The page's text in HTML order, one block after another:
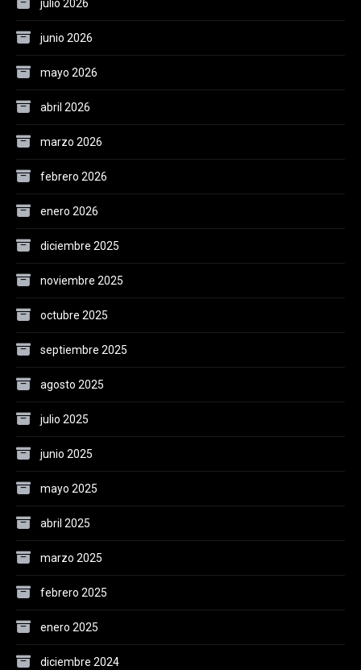
julio 2026
junio 2026
mayo 2026
abril 2026
marzo 2026
febrero 2026
enero 2026
diciembre 2025
noviembre 2025
octubre 2025
septiembre 2025
agosto 2025
julio 2025
junio 2025
mayo 2025
abril 2025
marzo 2025
febrero 2025
enero 2025
diciembre 2024